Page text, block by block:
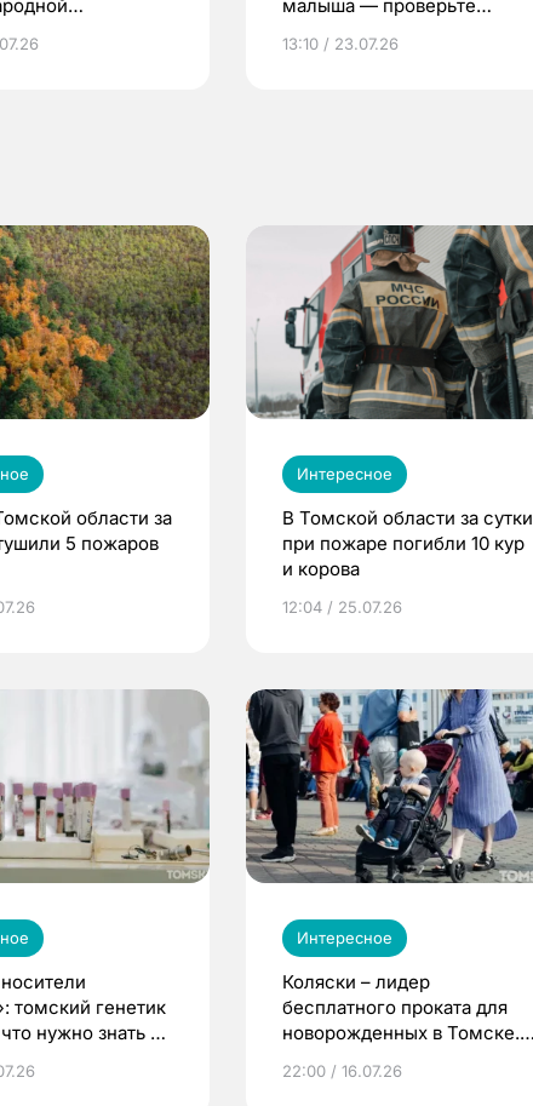
малыша — проверьте
по ОМС!
13:10 / 23.07.26
области за
5 пожаров
Интересное
В Томской области за сутки
при пожаре погибли 10 кур
и корова
12:04 / 25.07.26
томский генетик
нужно знать до
Интересное
Коляски – лидер
бесплатного проката для
новорожденных в Томске.
22:00 / 16.07.26